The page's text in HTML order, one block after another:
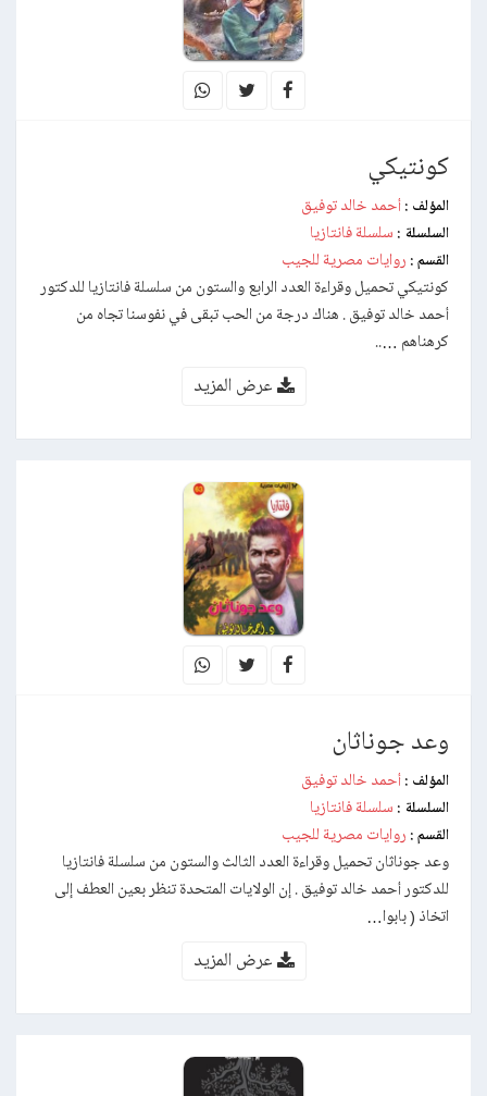
كونتيكي
المؤلف : أحمد خالد توفيق
السلسلة : سلسلة فانتازيا
القسم : روايات مصرية للجيب
كونتيكي تحميل وقراءة العدد الرابع والستون من سلسلة فانتازيا للدكتور
أحمد خالد توفيق . هناك درجة من الحب تبقى في نفوسنا تجاه من
كرهناهم …..
عرض المزيد
وعد جوناثان
المؤلف : أحمد خالد توفيق
السلسلة : سلسلة فانتازيا
القسم : روايات مصرية للجيب
وعد جوناثان تحميل وقراءة العدد الثالث والستون من سلسلة فانتازيا
للدكتور أحمد خالد توفيق . إن الولايات المتحدة تنظر بعين العطف إلى
اتخاذ ( بابوا…
عرض المزيد